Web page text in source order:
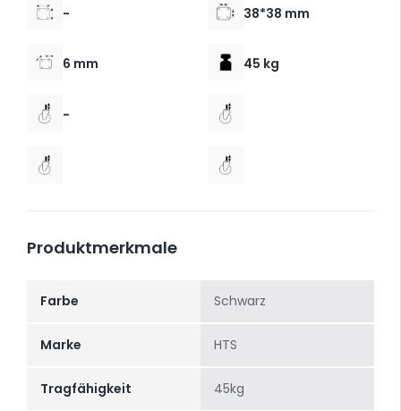
- 38*38 mm
6 mm 45 kg
-
Produktmerkmale
Farbe Schwarz
Marke HTS
Tragfähigkeit 45kg